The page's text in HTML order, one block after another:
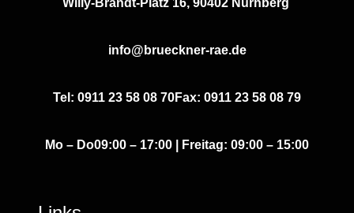
Willy-Brandt-Platz 16, 90402 Nürnberg
info@brueckner-rae.de
Tel: 0911 23 58 08 70Fax: 0911 23 58 08 79
Mo – Do09:00 – 17:00 | Freitag: 09:00 – 15:00